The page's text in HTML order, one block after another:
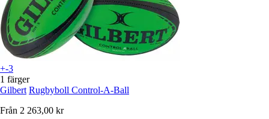
+-3
1 färger
Gilbert Rugbyboll Control-A-Ball
Från 2 263,00 kr